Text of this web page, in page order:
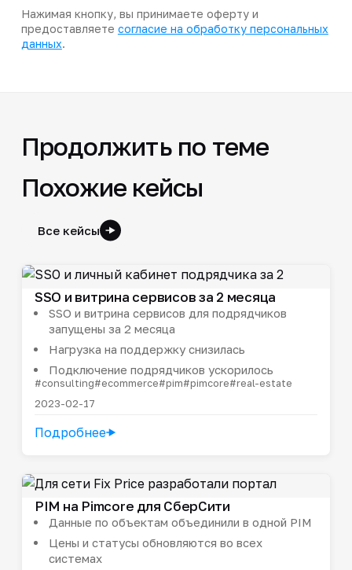
Нажимая кнопку, вы принимаете оферту и
предоставляете согласие на обработку персональных
данных.
Продолжить по теме
Похожие кейсы
Все кейсы
SSO и витрина сервисов за 2 месяца
SSO и витрина сервисов для подрядчиков
запущены за 2 месяца
Нагрузка на поддержку снизилась
Подключение подрядчиков ускорилось
#consulting#ecommerce#pim#pimcore#real-estate
2023-02-17
Подробнее
PIM на Pimcore для СберСити
Данные по объектам объединили в одной PIM
Цены и статусы обновляются во всех
системах